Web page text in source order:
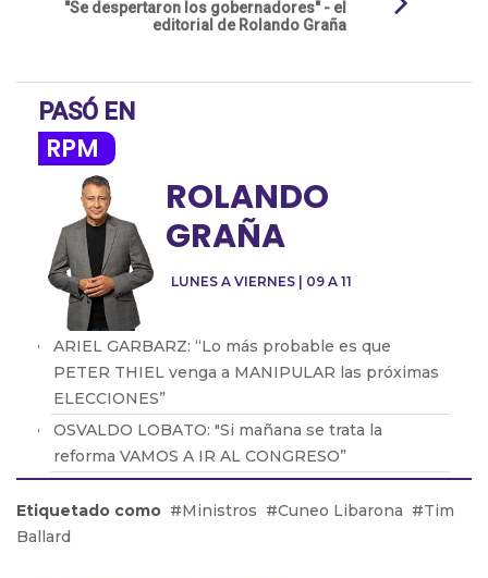
"Se despertaron los gobernadores" - el
editorial de Rolando Graña
PASÓ EN
RPM
LUNES A VIERNES | 09 A 11
ROLANDO
GRAÑA
ARIEL GARBARZ: “Lo más probable es que
PETER THIEL venga a MANIPULAR las próximas
ELECCIONES”
OSVALDO LOBATO: "Si mañana se trata la
reforma VAMOS A IR AL CONGRESO”
política industrial es la que no existe”
Abel Furlan: “El peronismo debe recuperar la
Etiquetado como Ministros Cuneo Libarona
Tim
Ballard